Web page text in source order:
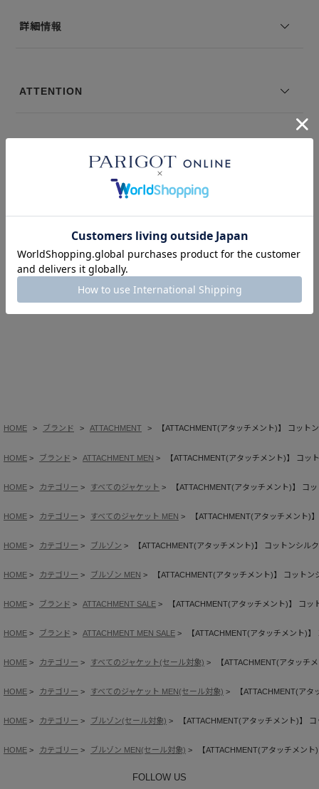
詳細情報
ATTENTION
HOME ブランド ATTACHMENT 【ATTACHMENT(アタッチメント)】 コッ
HOME ブランド ATTACHMENT MEN 【ATTACHMENT(アタッチメント)】 コ
HOME カテゴリー すべてのジャケット 【ATTACHMENT(アタッチメント)】
HOME カテゴリー すべてのジャケット MEN 【ATTACHMENT(アタッチメント
HOME カテゴリー ブルゾン 【ATTACHMENT(アタッチメント)】 コットンシ
HOME カテゴリー ブルゾン MEN 【ATTACHMENT(アタッチメント)】 コット
HOME ブランド ATTACHMENT SALE 【ATTACHMENT(アタッチメント)】 コ
HOME ブランド ATTACHMENT MEN SALE 【ATTACHMENT(アタッチメント)
HOME カテゴリー すべてのジャケット(セール対象) 【ATTACHMENT(アタッ
HOME カテゴリー すべてのジャケット MEN(セール対象) 【ATTACHMENT(ア
HOME カテゴリー ブルゾン(セール対象) 【ATTACHMENT(アタッチメント)】
HOME カテゴリー ブルゾン MEN(セール対象) 【ATTACHMENT(アタッチメン
FOLLOW US